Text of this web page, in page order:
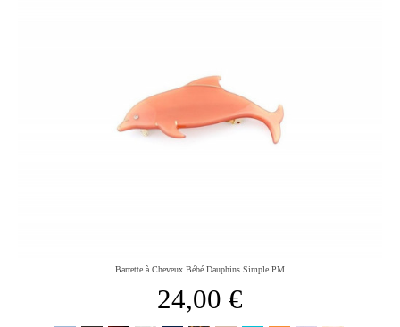
Barrette à Cheveux Bébé Dauphins Simple PM
24,00 €